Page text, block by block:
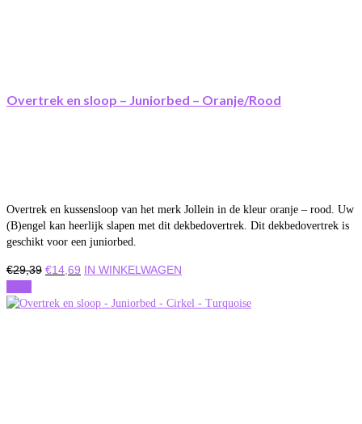
Overtrek en sloop – Juniorbed – Oranje/Rood
Overtrek en kussensloop van het merk Jollein in de kleur oranje – rood. Uw
(B)engel kan heerlijk slapen met dit dekbedovertrek. Dit dekbedovertrek is
geschikt voor een juniorbed.
€29,39 Oorspronkelijke
was:
€14,69 Huidige
is:
IN WINKELWAGEN